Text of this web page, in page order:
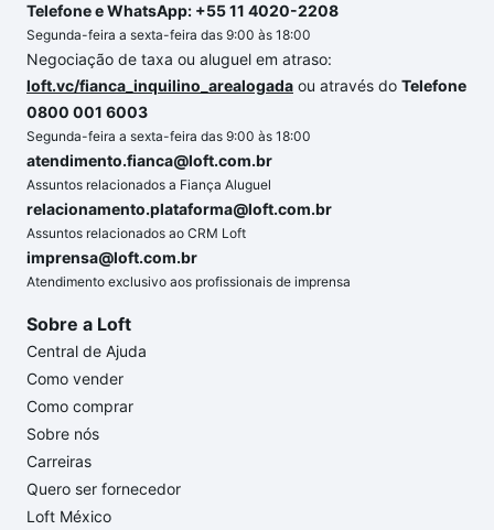
Telefone e WhatsApp: +55 11 4020-2208
Segunda-feira a sexta-feira das 9:00 às 18:00
Negociação de taxa ou aluguel em atraso:
loft.vc/fianca_inquilino_arealogada ou através do Telefone
0800 001 6003
Segunda-feira a sexta-feira das 9:00 às 18:00
atendimento.fianca@loft.com.br
Assuntos relacionados a Fiança Aluguel
relacionamento.plataforma@loft.com.br
Assuntos relacionados ao CRM Loft
imprensa@loft.com.br
Atendimento exclusivo aos profissionais de imprensa
Sobre a Loft
Central de Ajuda
Como vender
Como comprar
Sobre nós
Carreiras
Quero ser fornecedor
Loft México